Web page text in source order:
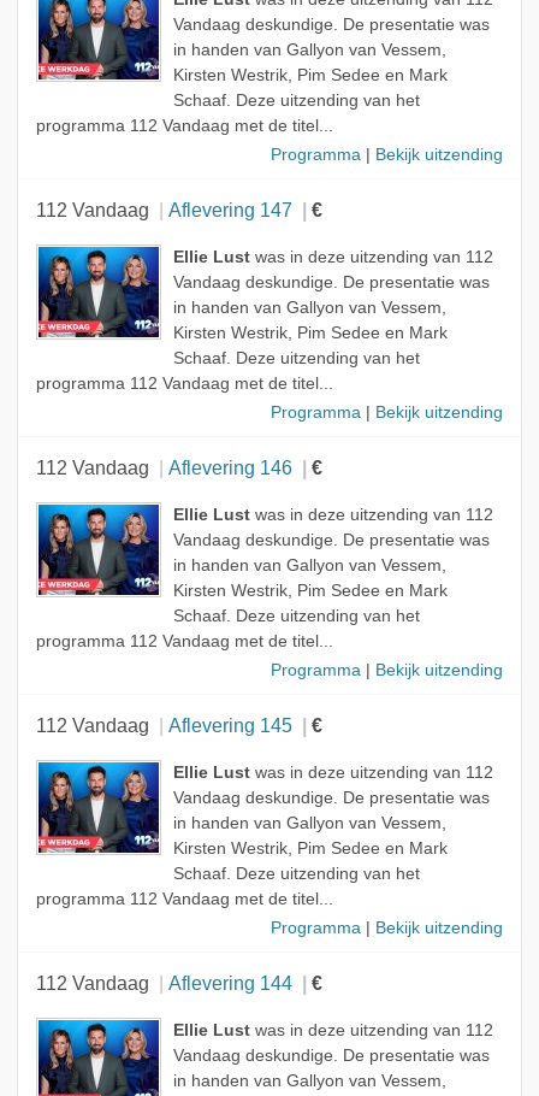
Vandaag deskundige. De presentatie was
in handen van Gallyon van Vessem,
Kirsten Westrik, Pim Sedee en Mark
Schaaf. Deze uitzending van het
programma 112 Vandaag met de titel...
Programma
Bekijk uitzending
112 Vandaag Aflevering 147 €
Ellie Lustwas in deze uitzending van 112
Vandaag deskundige. De presentatie was
in handen van Gallyon van Vessem,
Kirsten Westrik, Pim Sedee en Mark
Schaaf. Deze uitzending van het
programma 112 Vandaag met de titel...
Programma
Bekijk uitzending
112 Vandaag Aflevering 146 €
Ellie Lustwas in deze uitzending van 112
Vandaag deskundige. De presentatie was
in handen van Gallyon van Vessem,
Kirsten Westrik, Pim Sedee en Mark
Schaaf. Deze uitzending van het
programma 112 Vandaag met de titel...
Programma
Bekijk uitzending
112 Vandaag Aflevering 145 €
Ellie Lustwas in deze uitzending van 112
Vandaag deskundige. De presentatie was
in handen van Gallyon van Vessem,
Kirsten Westrik, Pim Sedee en Mark
Schaaf. Deze uitzending van het
programma 112 Vandaag met de titel...
Programma
Bekijk uitzending
112 Vandaag Aflevering 144 €
Ellie Lustwas in deze uitzending van 112
Vandaag deskundige. De presentatie was
in handen van Gallyon van Vessem,